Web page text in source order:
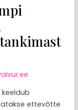
keeldub
ettevõtte